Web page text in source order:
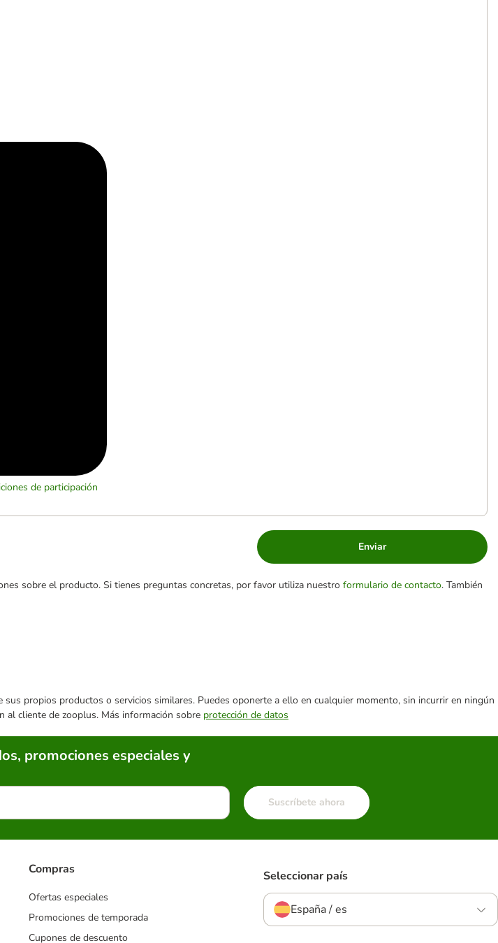
de participación
Enviar
sobre el producto. Si tienes preguntas concretas, por favor utiliza nuestro formulario de contacto. También
propios productos o servicios similares. Puedes oponerte a ello en cualquier momento, sin incurrir en ningún
al cliente de zooplus. Más información sobre protección de datos
promociones especiales y
Suscríbete ahora
Compras
Ofertas especiales
Promociones de temporada
Cupones de descuento
Seleccionar país
España / es